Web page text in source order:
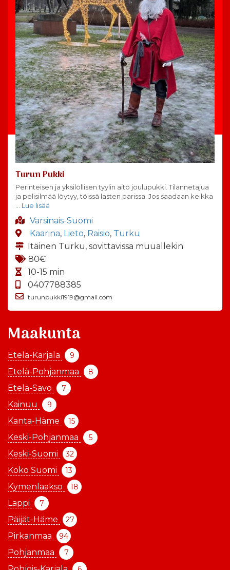
Turun Pukki
Perinteisen ja yksilöllisen tyylin aito joulupukki. Tilannetajua
ja pelisilmää löytyy, töissä lasten parissa. Jos saadaan keikka
… Lue lisää
Varsinais-Suomi
Kaarina, Lieto, Raisio, Turku
Itäinen Turku, sovittavissa muuallekin
80€
10-15 min
0407788385
turunpukki1919@gmail.com
Maakunta
Etelä-Karjala 9
Etelä-Pohjanmaa 8
Etelä-Savo 7
Kainuu 9
Kanta-Häme 15
Keski-Pohjanmaa 5
Keski-Suomi 32
Koko Suomi 13
Kymenlaakso 18
Lappi 7
Päijät-Häme 27
Pirkanmaa 94
Pohjanmaa 7